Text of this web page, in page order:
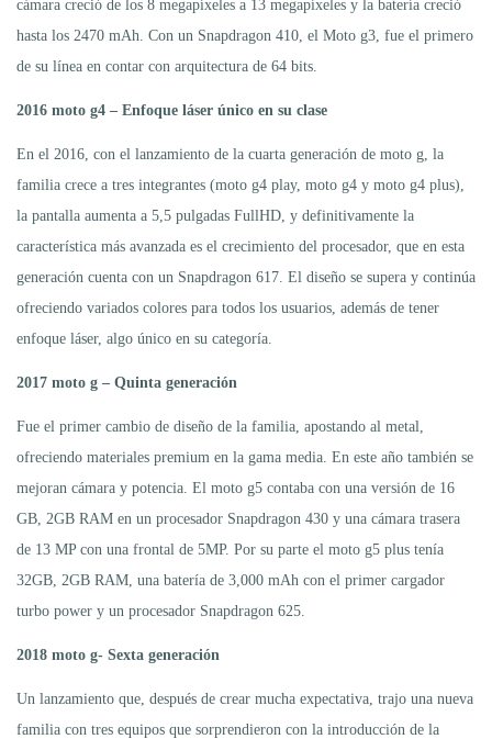
cámara creció de los 8 megapíxeles a 13 megapíxeles y la batería creció
hasta los 2470 mAh. Con un Snapdragon 410, el Moto g3, fue el primero
de su línea en contar con arquitectura de 64 bits.
2016 moto g4 – Enfoque láser único en su clase
En el 2016, con el lanzamiento de la cuarta generación de moto g, la
familia crece a tres integrantes (moto g4 play, moto g4 y moto g4 plus),
la pantalla aumenta a 5,5 pulgadas FullHD, y definitivamente la
característica más avanzada es el crecimiento del procesador, que en esta
generación cuenta con un Snapdragon 617. El diseño se supera y continúa
ofreciendo variados colores para todos los usuarios, además de tener
enfoque láser, algo único en su categoría.
2017 moto g – Quinta generación
Fue el primer cambio de diseño de la familia, apostando al metal,
ofreciendo materiales premium en la gama media. En este año también se
mejoran cámara y potencia. El moto g5 contaba con una versión de 16
GB, 2GB RAM en un procesador Snapdragon 430 y una cámara trasera
de 13 MP con una frontal de 5MP. Por su parte el moto g5 plus tenía
32GB, 2GB RAM, una batería de 3,000 mAh con el primer cargador
turbo power y un procesador Snapdragon 625.
2018 moto g- Sexta generación
Un lanzamiento que, después de crear mucha expectativa, trajo una nueva
familia con tres equipos que sorprendieron con la introducción de la